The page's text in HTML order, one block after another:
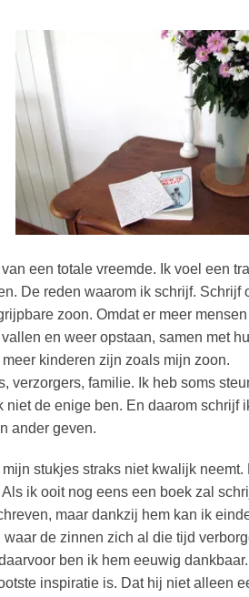
een totale vreemde. Ik voel een
De reden waarom ik schrijf. Schrijf
zoon. Omdat er meer
en weer opstaan, samen met
kinderen zijn zoals mijn zoon.
verzorgers, familie. Ik heb soms
de enige ben. En daarom schrijf
ander geven.
stukjes straks niet kwalijk neemt.
ik ooit nog eens een boek zal
maar dankzij hem kan ik
de zinnen zich al die tijd
ben ik hem eeuwig
inspiratie is. Dat hij niet alleen